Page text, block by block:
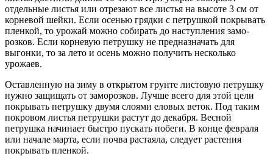
отдельные листья или отрезают все листья на высоте 3 см от
корневой шейки. Если осенью грядки с петрушкой покрывать
пленкой, то урожай мож­но собирать до наступления замо­
розков. Если корневую петрушку не предназначать для
выгонки, то за лето и осень можно получить нес­колько
урожаев.
Оставленную на зиму в открытом грунте листовую петрушку
нужно защищать от заморозков. Лучше всего для этой цели
пок­рывать петрушку двумя слоями ело­вых веток. Под таким
покровом листья петрушки растут до декаб­ря. Весной
петрушка начинает быстро пускать побеги. В конце февраля
или начале марта, если почва растаяла, следует растения
покрывать пленкой.